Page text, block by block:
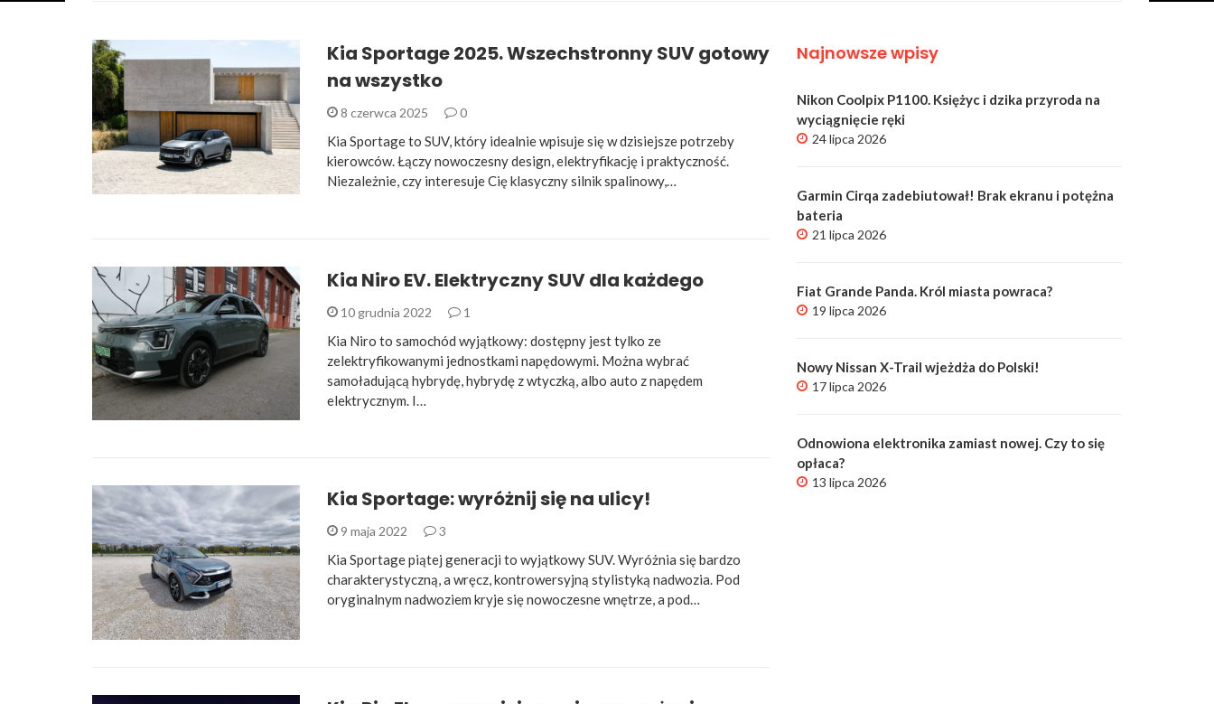
Kia Sportage 2025. Wszechstronny SUV gotowy
na wszystko
8 czerwca 2025 0
Kia Sportage to SUV, który idealnie wpisuje się w dzisiejsze potrzeby
kierowców. Łączy nowoczesny design, elektryfikację i praktyczność.
Niezależnie, czy interesuje Cię klasyczny silnik spalinowy,…
Kia Niro EV. Elektryczny SUV dla każdego
10 grudnia 2022 1
Kia Niro to samochód wyjątkowy: dostępny jest tylko ze
zelektryfikowanymi jednostkami napędowymi. Można wybrać
samoładującą hybrydę, hybrydę z wtyczką, albo auto z napędem
elektrycznym. I…
Kia Sportage: wyróżnij się na ulicy!
9 maja 2022 3
Kia Sportage piątej generacji to wyjątkowy SUV. Wyróżnia się bardzo
charakterystyczną, a wręcz, kontrowersyjną stylistyką nadwozia. Pod
oryginalnym nadwoziem kryje się nowoczesne wnętrze, a pod…
Najnowsze wpisy
Nikon Coolpix P1100. Księżyc i dzika przyroda na
wyciągnięcie ręki
24 lipca 2026
Garmin Cirqa zadebiutował! Brak ekranu i potężna
bateria
21 lipca 2026
Fiat Grande Panda. Król miasta powraca?
19 lipca 2026
Nowy Nissan X-Trail wjeżdża do Polski!
17 lipca 2026
Odnowiona elektronika zamiast nowej. Czy to się
opłaca?
13 lipca 2026